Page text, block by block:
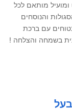
מותאם לכל
והנוסחים
עם ברכת
בשמחה והצלחה !